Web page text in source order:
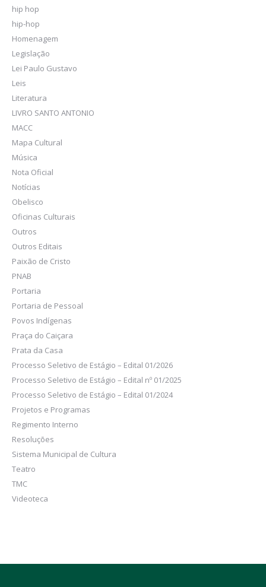
hip hop
hip-hop
Homenagem
Legislação
Lei Paulo Gustavo
Leis
Literatura
LIVRO SANTO ANTONIO
MACC
Mapa Cultural
Música
Nota Oficial
Notícias
Obelisco
Oficinas Culturais
Outros
Outros Editais
Paixão de Cristo
PNAB
Portaria
Portaria de Pessoal
Povos Indígenas
Praça do Caiçara
Prata da Casa
Processo Seletivo de Estágio – Edital 01/2026
Processo Seletivo de Estágio – Edital nº 01/2025
Processo Seletivo de Estágio – Edital 01/2024
Projetos e Programas
Regimento Interno
Resoluções
Sistema Municipal de Cultura
Teatro
TMC
Videoteca